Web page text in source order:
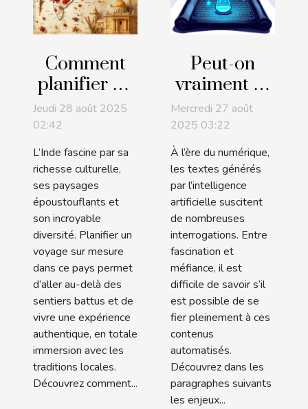
Comment
planifier un
voyage sur
mesure en
Inde pour
découvrir
son
authenticité
Jeudi 28 août 2025
02:42
L’Inde fascine par sa
richesse culturelle,
ses paysages
époustouflants et
son incroyable
diversité. Planifier un
voyage sur mesure
dans ce pays permet
d’aller au-delà des
sentiers battus et de
vivre une expérience
authentique, en totale
immersion avec les
traditions locales.
Découvrez comment...
Peut-on
vraiment se
fier aux
textes
générés par
l'IA ?
Mercredi 27 août
2025 03:22
À l’ère du numérique,
les textes générés
par l’intelligence
artificielle suscitent
de nombreuses
interrogations. Entre
fascination et
méfiance, il est
difficile de savoir s’il
est possible de se
fier pleinement à ces
contenus
automatisés.
Découvrez dans les
paragraphes suivants
les enjeux...